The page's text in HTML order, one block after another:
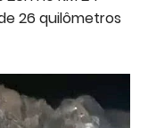
26 quilômetros